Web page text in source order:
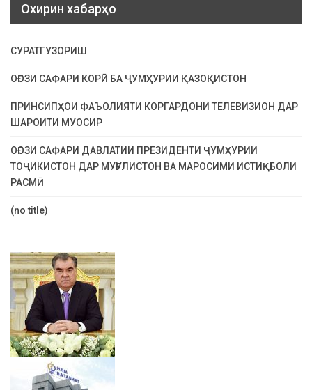
Охирин хабарҳо
СУРАТГУЗОРИШ
ОҒОЗИ САФАРИ КОРӢ БА ҶУМҲУРИИ ҚАЗОҚИСТОН
ПРИНСИПҲОИ ФАЪОЛИЯТИ КОРГАРДОНИ ТЕЛЕВИЗИОН ДАР
ШАРОИТИ МУОСИР
ОҒОЗИ САФАРИ ДАВЛАТИИ ПРЕЗИДЕНТИ ҶУМҲУРИИ
ТОҶИКИСТОН ДАР МУҒУЛИСТОН ВА МАРОСИМИ ИСТИҚБОЛИ
РАСМӢ
(no title)